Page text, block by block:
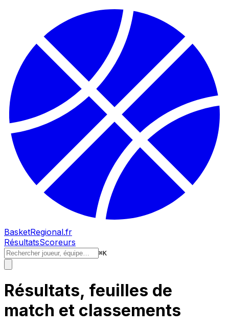
BasketRegional.fr
RésultatsScoreurs
⌘K
Résultats, feuilles de
match et classements